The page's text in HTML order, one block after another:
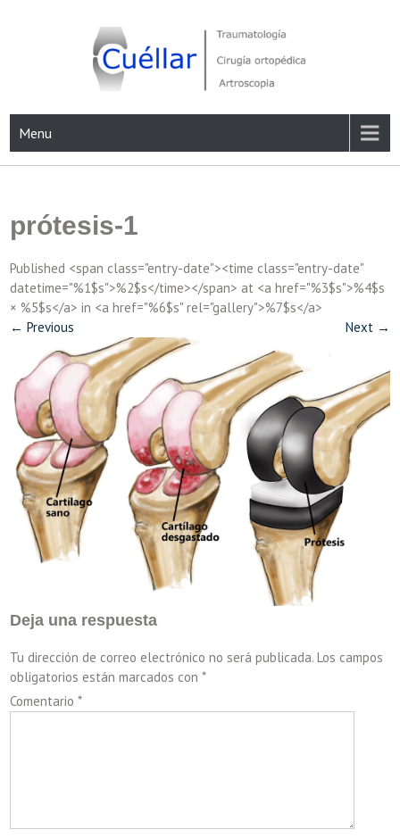
Menu
prótesis-1
Published <span class="entry-date"><time class="entry-date"
datetime="%1$s">%2$s</time></span> at <a href="%3$s">%4$s
× %5$s</a> in <a href="%6$s" rel="gallery">%7$s</a>
← Previous Next →
Deja una respuesta
Tu dirección de correo electrónico no será publicada. Los campos
obligatorios están marcados con*
Comentario*